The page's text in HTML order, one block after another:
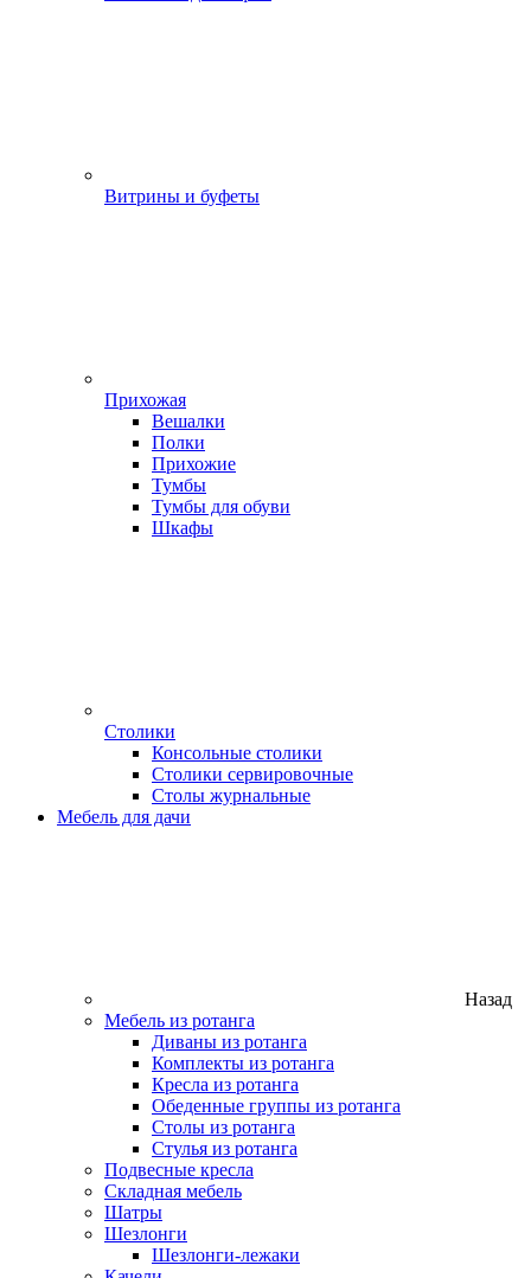
Витрины и буфеты
Прихожая
Вешалки
Полки
Прихожие
Тумбы
Тумбы для обуви
Шкафы
Столики
Консольные столики
Столики сервировочные
Столы журнальные
Мебель для дачи
Назад
Мебель из ротанга
Диваны из ротанга
Комплекты из ротанга
Кресла из ротанга
Обеденные группы из ротанга
Столы из ротанга
Стулья из ротанга
Подвесные кресла
Складная мебель
Шатры
Шезлонги
Шезлонги-лежаки